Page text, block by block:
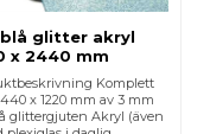
glitter akryl
x 2440 mm
Komplett
x 1220 mm av 3 mm
glittergjuten Akryl (även